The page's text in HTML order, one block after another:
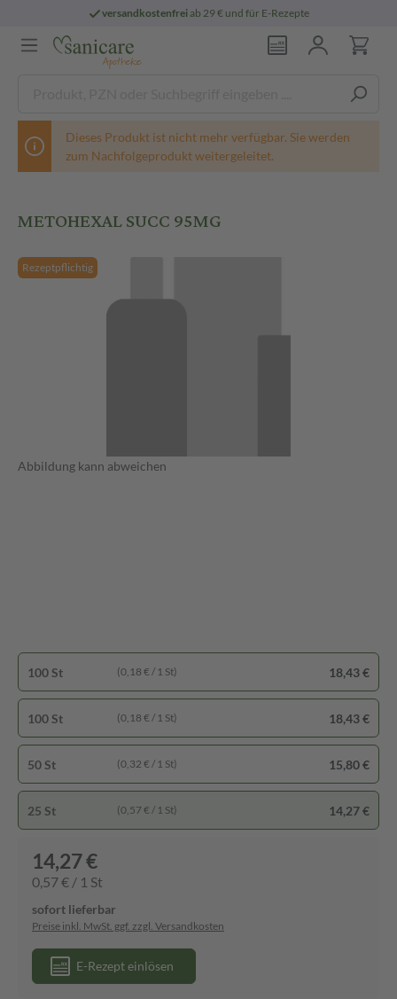
versandkostenfreiab 29 € und für E-Rezepte
Dieses Produkt ist nicht mehr verfügbar. Sie werden
zum Nachfolgeprodukt weitergeleitet.
METOHEXAL SUCC 95MG
Rezeptpflichtig
Abbildung kann abweichen
100 St (0,18 € / 1 St) 18,43 €
100 St (0,18 € / 1 St) 18,43 €
50 St (0,32 € / 1 St) 15,80 €
25 St (0,57 € / 1 St) 14,27 €
14,27 €
0,57 € / 1 St
sofort lieferbar
Preise inkl. MwSt. ggf. zzgl. Versandkosten
E-Rezept einlösen